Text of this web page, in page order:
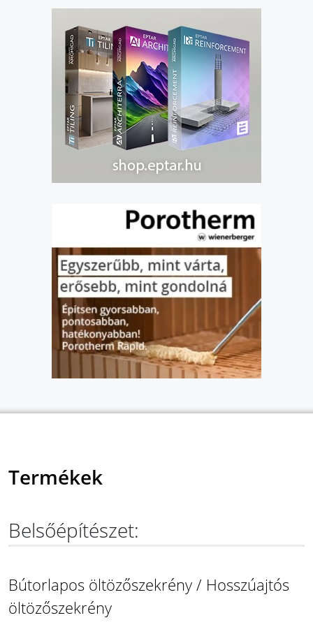
Termékek
Belsőépítészet:
Bútorlapos öltözőszekrény / Hosszúajtós
öltözőszekrény